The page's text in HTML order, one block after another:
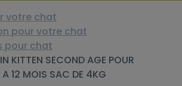
votre chat
pour votre chat
pour chat
KITTEN SECOND AGE POUR
12 MOIS SAC DE 4KG